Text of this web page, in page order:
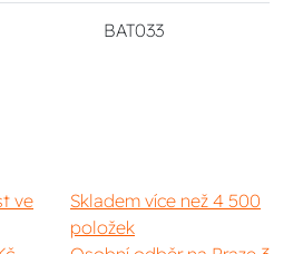
BAT033
ve
Skladem více než 4 500
položek